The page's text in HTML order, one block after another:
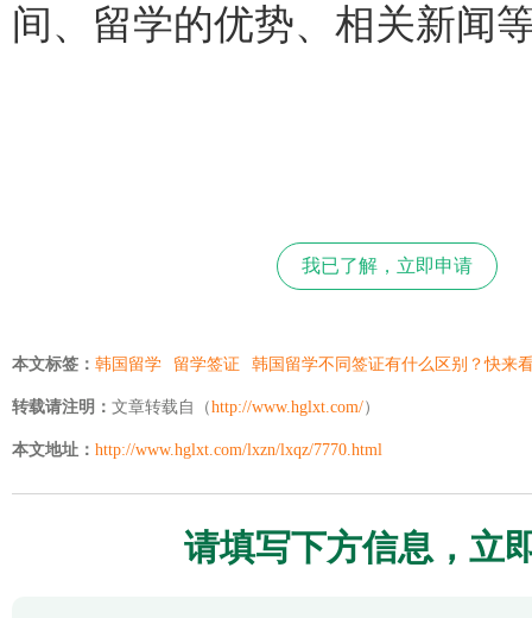
间、留学的优势、相关新闻
我已了解，立即申请
本文标签： 韩国留学 留学签证 韩国留学不同签证有什么区别？快来
转载请注明： 文章转载自（http://www.hglxt.com/）
本文地址： http://www.hglxt.com/lxzn/lxqz/7770.html
请填写下方信息，立